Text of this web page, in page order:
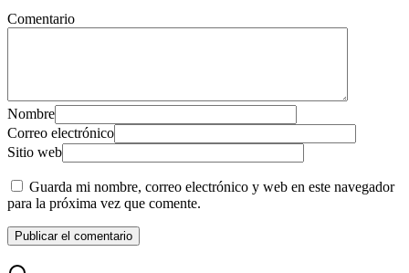
Comentario
Nombre
Correo electrónico
Sitio web
Guarda mi nombre, correo electrónico y web en este navegador
para la próxima vez que comente.